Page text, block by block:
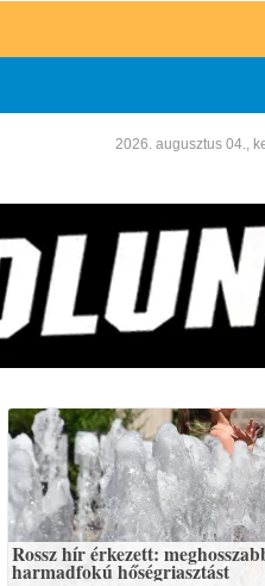
2026. augusztus 04.,
Rossz hír érkezett:
harmadfokú hőségriasztást